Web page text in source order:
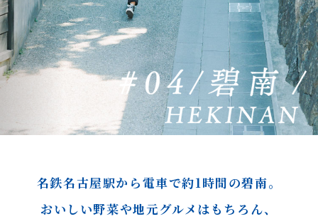
名鉄名古屋駅から電車で約1時間の碧南。
おいしい野菜や地元グルメはもちろん、